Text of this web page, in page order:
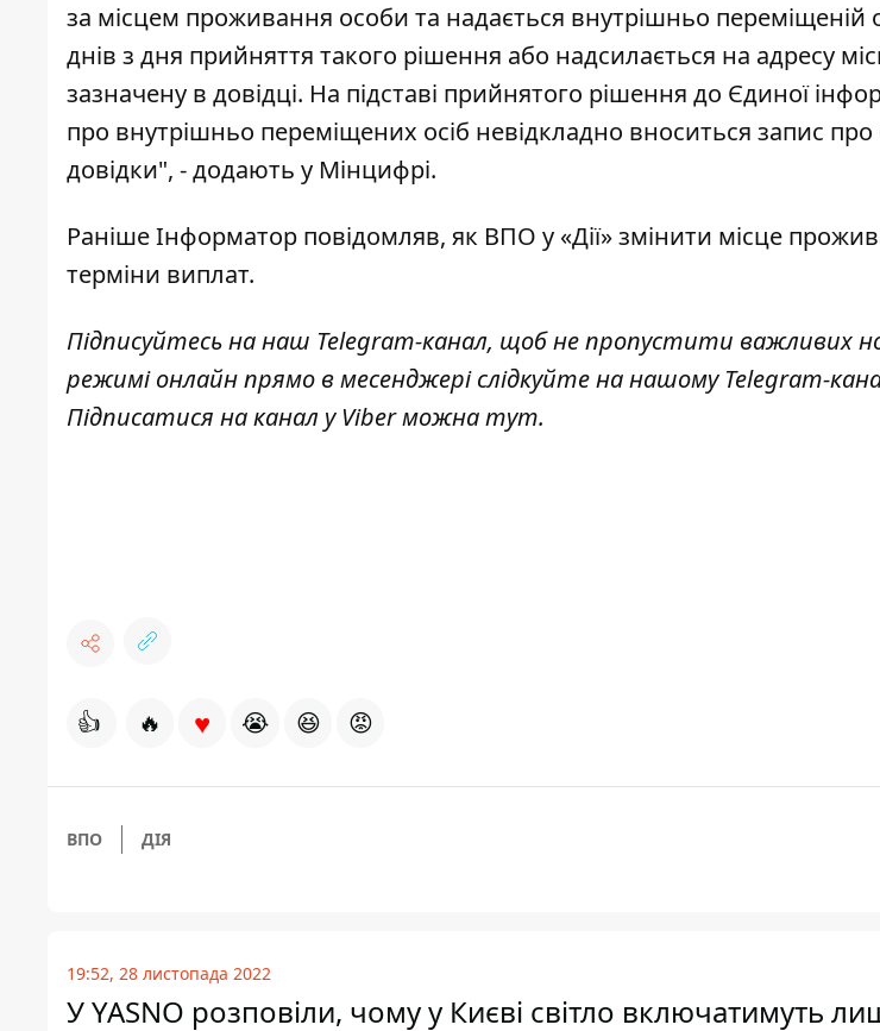
за місцем проживання особи та надається внутрішньо переміщеній
днів з дня прийняття такого рішення або надсилається на адресу
зазначену в довідці. На підставі прийнятого рішення до Єдиної
про внутрішньо переміщених осіб невідкладно вноситься запис про
довідки", - додають у Мінцифрі.
Раніше Інформатор повідомляв, як ВПО у «Дії» змінити місце
терміни виплат.
Підписуйтесь на наш Telegram-канал, щоб не пропустити важливих
режимі онлайн прямо в месенджері слідкуйте на нашому Telegram-
Підписатися на канал у Viber можнатут.
👍 🔥 ♥ 😭 😆 😡
ВПО ДІЯ
19:52, 28 листопада 2022
У YASNO розповіли, чому у Києві світло включатимуть